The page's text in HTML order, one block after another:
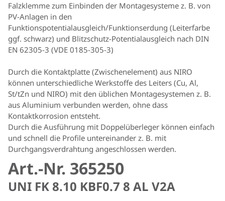
Falzklemme zum Einbinden der Montagesysteme z. B. von
PV-Anlagen in den
Funktionspotentialausgleich/Funktionserdung (Leiterfarbe
ggf. schwarz) und Blitzschutz-Potentialausgleich nach DIN
EN 62305-3 (VDE 0185-305-3)
Durch die Kontaktplatte (Zwischenelement) aus NIRO
können unterschiedliche Werkstoffe des Leiters (Cu, Al,
St/tZn und NIRO) mit den üblichen Montagesystemen z. B.
aus Aluminium verbunden werden, ohne dass
Kontaktkorrosion entsteht.
Durch die Ausführung mit Doppelüberleger können einfach
und schnell die Profile untereinander z. B. mit
Durchgangsverdrahtung angeschlossen werden.
Art.-Nr. 365250
UNI FK 8.10 KBF0.7 8 AL V2A